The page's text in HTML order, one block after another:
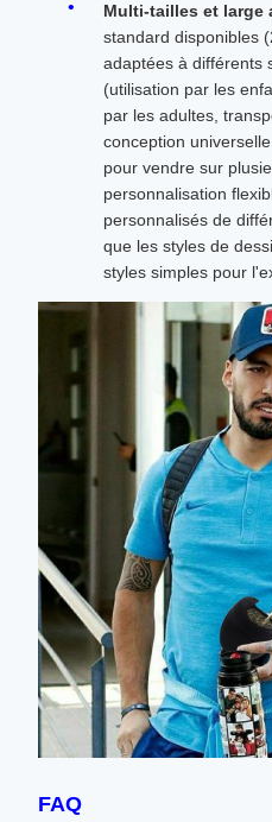
Multi-tailles et large
standard disponibles
adaptées à différents
(utilisation par les
par les adultes,
conception
pour vendre sur
personnalisation
personnalisés de
que les styles de
styles simples pour
FAQ